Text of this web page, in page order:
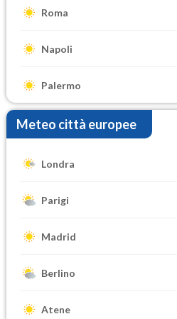
Roma
Napoli
Palermo
Meteo città europee
Londra
Parigi
Madrid
Berlino
Atene